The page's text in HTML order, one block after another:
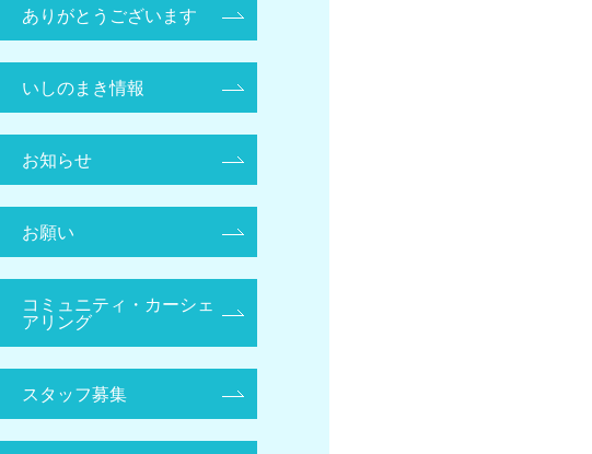
ありがとうございます
いしのまき情報
お知らせ
お願い
コミュニティ・カーシェ
アリング
スタッフ募集